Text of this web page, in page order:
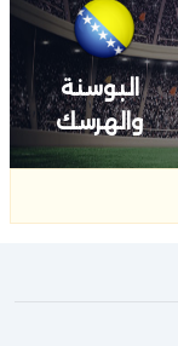
البوسنة
والهرسك